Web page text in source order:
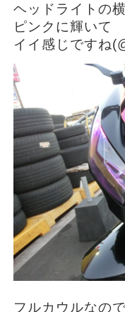
ヘッドライトの
ピンクに輝いて
イイ感じですね
フルカウルなので